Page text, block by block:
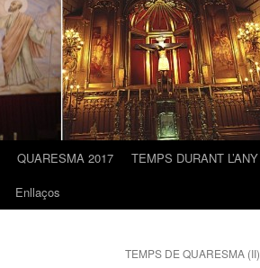
QUARESMA 2017 TEMPS DURANT L’ANY
Enllaços
TEMPS DE QUARESMA (II)